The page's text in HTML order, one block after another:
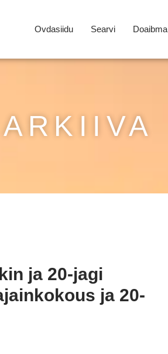
Ovdasiidu Searvi Doaibma
ARKIIVA
ja 20-jagi
ja 20-